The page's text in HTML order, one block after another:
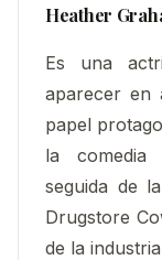
Heather
Es una
aparecer en
papel
la comedia
seguida de
Drugstore
de la